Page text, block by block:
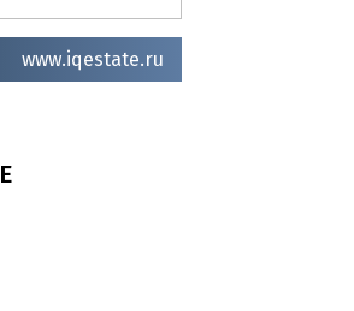
www.iqestate.ru